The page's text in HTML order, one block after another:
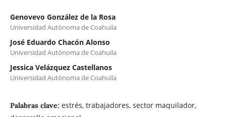
Genovevo González de la Rosa
Universidad Autónoma de Coahuila
José Eduardo Chacón Alonso
Universidad Autónoma de Coahuila
Jessica Velázquez Castellanos
Universidad Autónoma de Coahuila
Palabras clave: estrés, trabajadores, sector maquilador,